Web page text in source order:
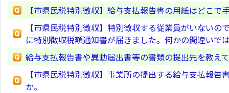
【市県民税特別徴収】給与支払報告書の用紙はどこで
【市県民税特別徴収】特別徴収する従業員がいない
に特別徴収税額通知書が届きました。何かの間違いで
給与支払報告書や異動届出書等の書類の提出先を教え
【市県民税特別徴収】事業所の提出する給与支払報
か。